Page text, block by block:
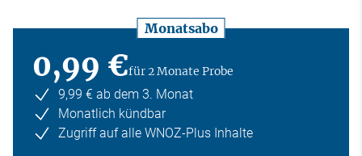
Monatsabo
0,99 €für 2 Monate Probe
9,99 € ab dem 3. Monat
Monatlich kündbar
Zugriff auf alle WNOZ-Plus Inhalte